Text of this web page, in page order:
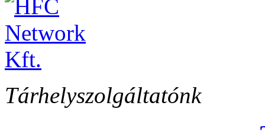
Tárhelyszolgáltatónk